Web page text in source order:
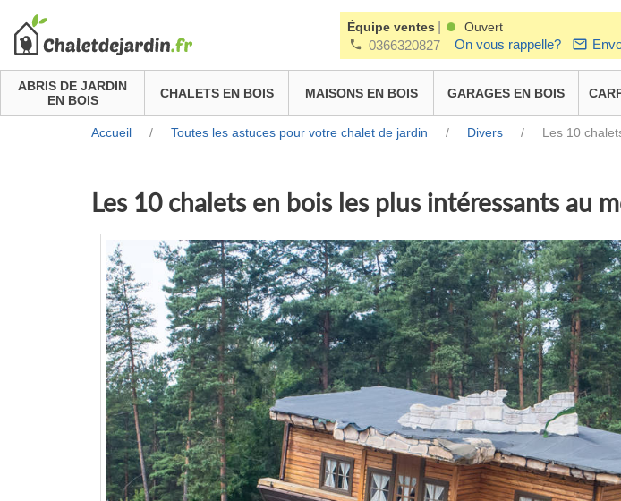
Équipe ventes Ouvert
0366320827 On vous rappelle?
ABRIS DE JARDIN
EN BOIS
CHALETS EN BOIS MAISONS EN BOIS GARAGES EN BOIS
Accueil / Toutes les astuces pour votre chalet de jardin / Divers / Les 10
Les 10 chalets en bois les plus intéressants au